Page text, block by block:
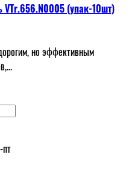
(упак-10шт)
но эффективным